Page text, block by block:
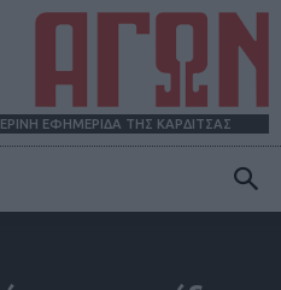
ΕΦΗΜΕΡΙΔΑ ΤΗΣ ΚΑΡΔΙΤΣΑΣ